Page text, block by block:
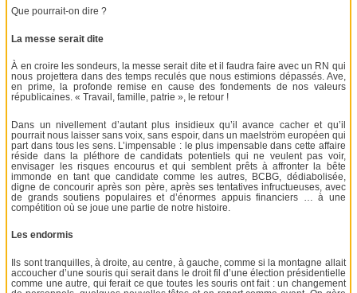
Que pourrait-on dire ?
La messe serait dite
À en croire les sondeurs, la messe serait dite et il faudra faire avec un RN qui
nous projettera dans des temps reculés que nous estimions dépassés. Ave,
en prime, la profonde remise en cause des fondements de nos valeurs
républicaines. « Travail, famille, patrie », le retour !
Dans un nivellement d’autant plus insidieux qu’il avance cacher et qu’il
pourrait nous laisser sans voix, sans espoir, dans un maelström européen qui
part dans tous les sens. L’impensable : le plus impensable dans cette affaire
réside dans la pléthore de candidats potentiels qui ne veulent pas voir,
envisager les risques encourus et qui semblent prêts à affronter la bête
immonde en tant que candidate comme les autres, BCBG, dédiabolisée,
digne de concourir après son père, après ses tentatives infructueuses, avec
de grands soutiens populaires et d’énormes appuis financiers … à une
compétition où se joue une partie de notre histoire.
Les endormis
Ils sont tranquilles, à droite, au centre, à gauche, comme si la montagne allait
accoucher d’une souris qui serait dans le droit fil d’une élection présidentielle
comme une autre, qui ferait ce que toutes les souris ont fait : un changement